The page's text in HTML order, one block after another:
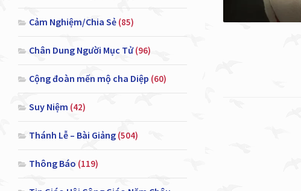
Cảm Nghiệm/Chia Sẻ (85)
Chân Dung Người Mục Tử(96)
Cộng đoàn mến mộ cha Diệp (60)
Suy Niệm (42)
Thánh Lễ – Bài Giảng (504)
Thông Báo (119)